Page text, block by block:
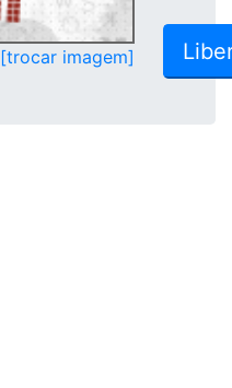
[trocar imagem]